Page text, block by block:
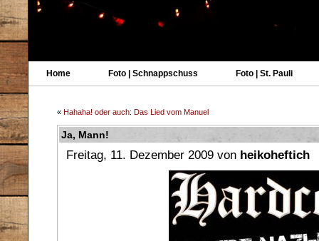
Home Foto | Schnappschuss Foto | St. Pauli
« Hahaha! oder auch: Das Lied vom Manuel
Ja, Mann!
Freitag, 11. Dezember 2009 von heikoheftich